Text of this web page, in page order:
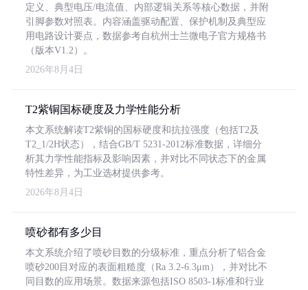
定义、典型电压/电流值、内部逻辑关系等核心数据，并附
引脚参数对照表。内容涵盖驱动配置、保护机制及典型应
用电路设计要点，数据参考自杭州士兰微电子官方规格书
（版本V1.2）。
2026年8月4日
T2紫铜国标硬度及力学性能分析
本文系统解读T2紫铜的国标硬度和抗拉强度（包括T2及
T2_1/2H状态），结合GB/T 5231-2012标准数据，详细分
析其力学性能指标及影响因素，并对比不同状态下的金属
特性差异，为工业选材提供参考。
2026年8月4日
喷砂都有多少目
本文系统介绍了喷砂目数的分级标准，重点分析了铝合金
喷砂200目对应的表面粗糙度（Ra 3.2-6.3μm），并对比不
同目数的应用场景。数据来源包括ISO 8503-1标准和行业